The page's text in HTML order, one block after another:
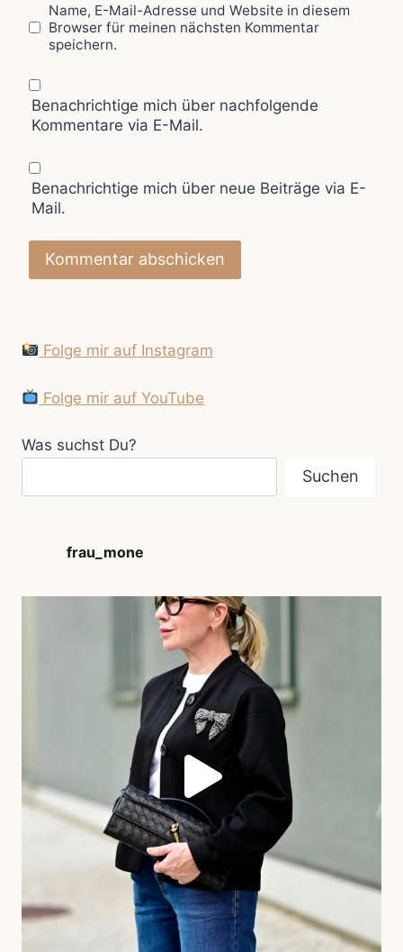
Name, E-Mail-Adresse und Website in diesem
Browser für meinen nächsten Kommentar
speichern.
Benachrichtige mich über nachfolgende
Kommentare via E-Mail.
Benachrichtige mich über neue Beiträge via E-
Mail.
Folge mir auf Instagram
Folge mir auf YouTube
Was suchst Du?
Suchen
frau_mone